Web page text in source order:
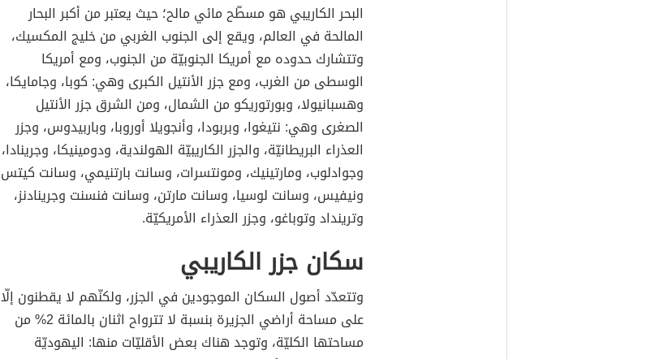
البحر الكاريبي هو مسطّح مائي مالح؛ حيث يعتبر من أكبر البحار
المالحة في العالم، ويقع إلى الجنوب الغربي من خليج المكسيك،
وتتشارك حدوده مع أمريكا الجنوبيّة من الجنوب، ومع أمريكا
الوسطى من الغرب، ومع جزر الأنتيل الكبرى وهي: كوبا، وجامايكا،
وهسبانيولا، وبورتوريكو من الشمال، ومن الشرق جزر الأنتيل
الصغرى وهي: نتيغوا، وبربودا، وأنجويلا أوروبا، وباربيدوس، وجزر
العذراء البريطانيّة، والجزر الكاريبيّة الهولندية، ودومينيكا، وجرينادا،
وجوادلوب، ومارتينيك، ومونتسرات، وسانت بارتنيمي، وسانت كيتس
ونيفيس، وسانت لوسيا، وسانت مارتن، وسانت فنسنت وجرينادنز،
وترينداد وتوباغو، وجزر العذراء الأمريكيّة.
سكان جزر الكاريبي
وتتعدّد أصول السكان الموجودين في الجزر، ولكنّهم لا يقطنون إلّا
على مساحة أراضي الجزيرة بنسبة لا تترواح اثنان بالمائة 2% من
مساحتها الكليّة، وتوجد هناك بعض الأقليّات منها: اليهوديّة